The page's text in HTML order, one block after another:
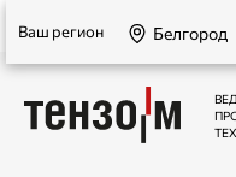
Белгород
Ваш регион Белгород